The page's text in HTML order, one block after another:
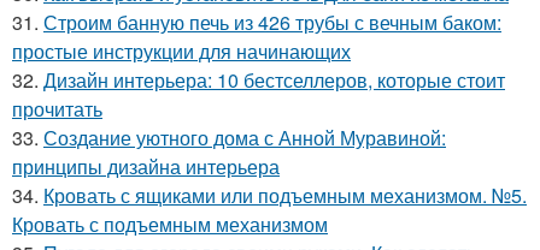
31. Строим банную печь из 426 трубы с вечным баком:
простые инструкции для начинающих
32. Дизайн интерьера: 10 бестселлеров, которые стоит
прочитать
33. Создание уютного дома с Анной Муравиной:
принципы дизайна интерьера
34. Кровать с ящиками или подъемным механизмом. №5.
Кровать с подъемным механизмом